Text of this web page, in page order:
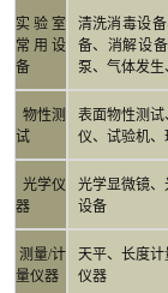
实验室
常用设
备
清洗消毒设
备、消解设
泵、气体发
物性测
试
表面物性测
仪、试验机
光学仪
器
光学显微镜
设备
测量/计
量仪器
天平、长度
仪器